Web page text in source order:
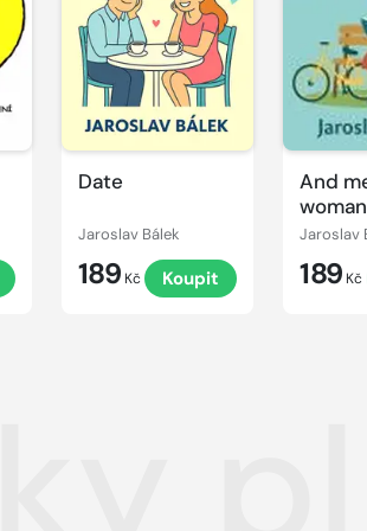
Date
Jaroslav Bálek
189 Kč Koupit
And
Jaroslav
189 Kč